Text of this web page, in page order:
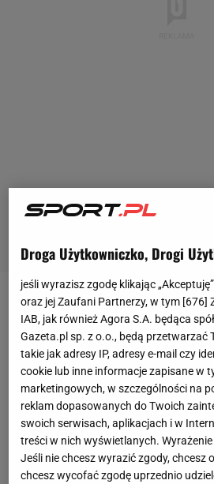
Autohipnoza i zen dzięki
Miał być pastorem.
zielonoświątkowców, kilka lat
pod okiem rodziców - pastora i
studiował Biblię. Unikał
dzieńSąduOstatecznego. Nie
słuchał rock and rolla.
Droga Użytkowniczko, Drogi
jeśli wyrazisz zgodę klikając
oraz jej Zaufani Partnerzy, w tym [676]
IAB, jak również Agora S.A. będąca
Gazeta.pl sp. z o.o., będą przetwarzać
takie jak adresy IP, adresy e-mail czy
cookie lub inne informacje zapisane w
marketingowych, w szczególności na
reklam dopasowanych do Twoich
swoich serwisach, aplikacjach i w
treści w nich wyświetlanych.
Jeśli nie chcesz wyrazić zgody, chcesz
chcesz wycofać zgodę uprzednio